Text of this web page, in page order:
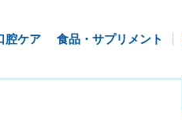
腔ケア 食品・サプリメント